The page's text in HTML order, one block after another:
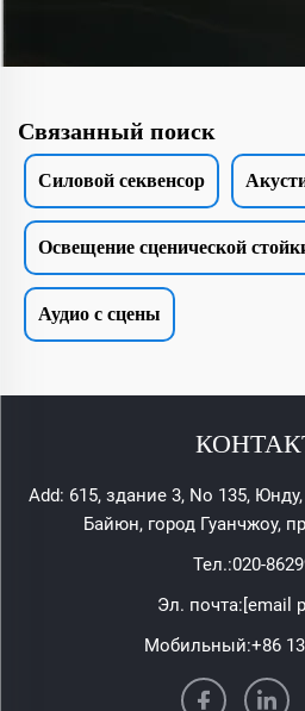
Связанный поиск
Силовой секвенсор
Освещение сценической
Аудио с сцены
Add: 615, здание 3, No 135,
Байюн, город Гуанчжоу,
Тел.:020-
Эл. почта: [email
Мобильный:+86